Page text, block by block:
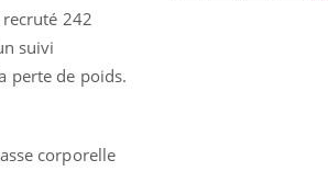
242
suivi
perte de poids.
corporelle